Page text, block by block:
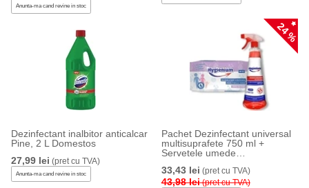
Anunta-ma cand revine in stoc
Dezinfectant inalbitor anticalcar
Pine, 2 L Domestos
27,99 lei (pret cu TVA)
Anunta-ma cand revine in stoc
24 %
Pachet Dezinfectant universal
multisuprafete 750 ml +
Servetele umede
Hygienium
33,43 lei (pret cu TVA)
43,98 lei(pret cu TVA)